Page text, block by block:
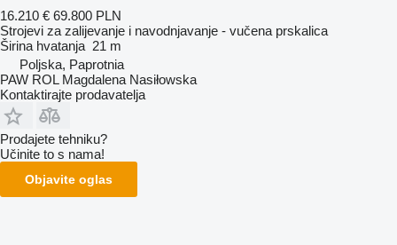
16.210 € 69.800 PLN
Strojevi za zaliјеvanje i navodnjavanje - vučena prskalica
Širina hvatanja 21 m
Poljska, Paprotnia
PAW ROL Magdalena Nasiłowska
Kontaktirajte prodavatelja
Prodajete tehniku?
Učinite to s nama!
Objavite oglas